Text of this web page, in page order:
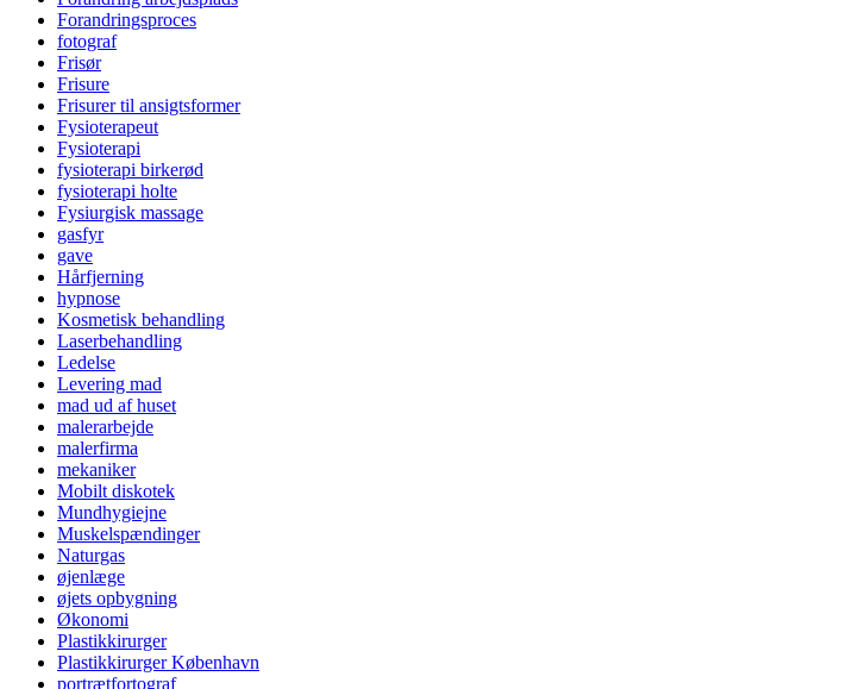
Forandringsproces
fotograf
Frisør
Frisure
Frisurer til ansigtsformer
Fysioterapeut
Fysioterapi
fysioterapi birkerød
fysioterapi holte
Fysiurgisk massage
gasfyr
gave
Hårfjerning
hypnose
Kosmetisk behandling
Laserbehandling
Ledelse
Levering mad
mad ud af huset
malerarbejde
malerfirma
mekaniker
Mobilt diskotek
Mundhygiejne
Muskelspændinger
Naturgas
øjenlæge
øjets opbygning
Økonomi
Plastikkirurger
Plastikkirurger København
portrætfortograf